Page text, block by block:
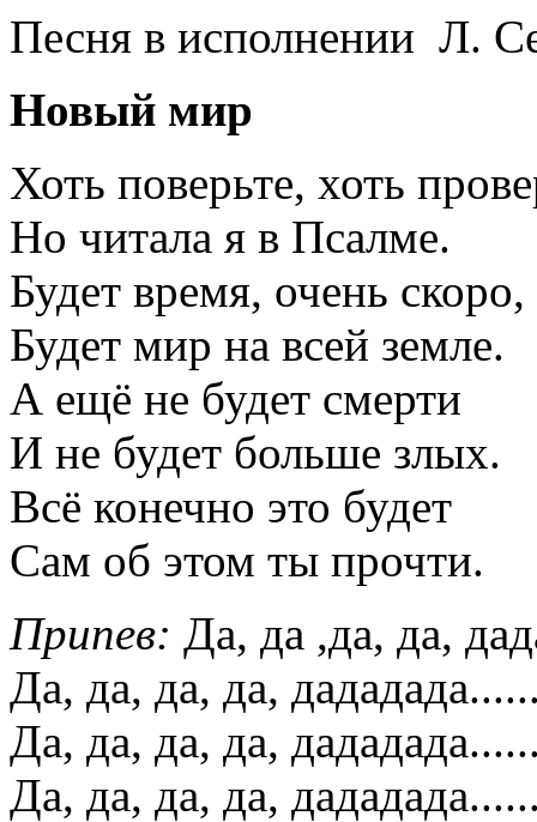
Песня в исполнении Л.
Новый мир
Хоть поверьте, хоть
Но читала я в Псалме.
Будет время, очень скоро,
Будет мир на всей земле.
А ещё не будет смерти
И не будет больше злых.
Всё конечно это будет
Сам об этом ты прочти.
Припев: Да, да ,да, да,
Да, да, да, да,
Да, да, да, да,
Да, да, да, да,